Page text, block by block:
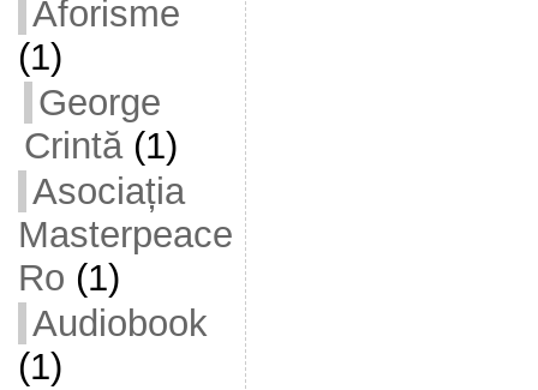
Aforisme
(1)
George
Crintă(1)
Asociația
Masterpeace
Ro (1)
Audiobook
(1)